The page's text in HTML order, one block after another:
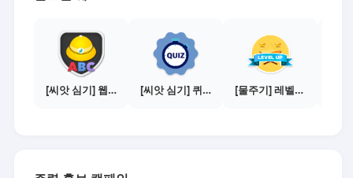
[씨앗 심기] 웹툰보기 - 주의사항 편 [씨앗 심기] 퀴즈 참여하기 [물주기] 레벨업하기 - 실버